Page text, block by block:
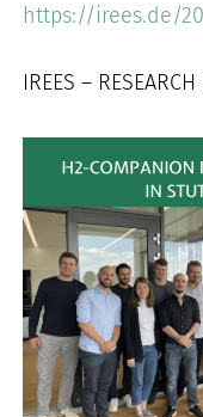
https://irees.de/
IREES –